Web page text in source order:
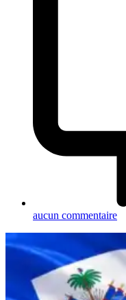
aucun commentaire